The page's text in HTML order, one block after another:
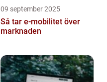
09 september 2025
Så tar e-mobilitet över
marknaden